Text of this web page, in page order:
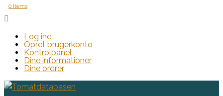
0 Items

Log ind
Opret brugerkonto
Kontrolpanel
Dine informationer
Dine ordrer